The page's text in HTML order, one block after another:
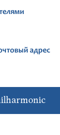
адрес